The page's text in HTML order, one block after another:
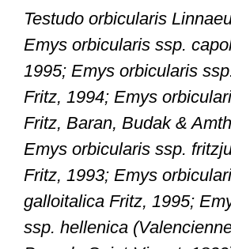
Testudo orbicularis
Emys orbicularis ssp.
1995; Emys orbicularis
Fritz, 1994; Emys
Fritz, Baran, Budak &
Emys orbicularis ssp.
Fritz, 1993; Emys
galloitalica Fritz, 1995;
ssp. hellenica